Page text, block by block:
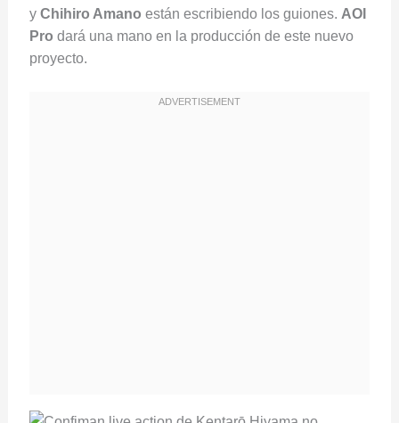
y Chihiro Amano están escribiendo los guiones. AOI
Pro dará una mano en la producción de este nuevo
proyecto.